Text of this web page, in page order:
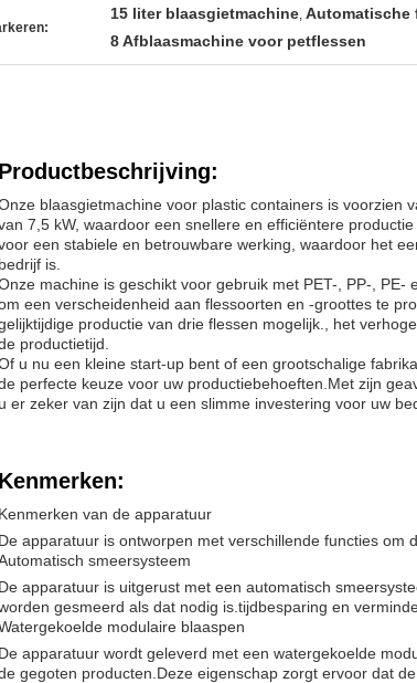
15 liter blaasgietmachine, Automatische
8 Afblaasmachine voor petflessen
Productbeschrijving:
blaasgietmachine voor plastic containers is voorzien
7,5 kW, waardoor een snellere en efficiëntere
een stabiele en betrouwbare werking, waardoor het
bedrijf is.
machine is geschikt voor gebruik met PET-, PP-,
een verscheidenheid aan flessoorten en -groottes te
productie van drie flessen mogelijk., het
productietijd.
u nu een kleine start-up bent of een grootschalige
perfecte keuze voor uw productiebehoeften.Met zijn
u er zeker van zijn dat u een slimme investering voor uw
Kenmerken:
Kenmerken van de apparatuur
De apparatuur is ontworpen met verschillende functies om
smeersysteem
De apparatuur is uitgerust met een automatisch
gesmeerd als dat nodig is.tijdbesparing en
modulaire blaaspen
De apparatuur wordt geleverd met een watergekoelde
gegoten producten.Deze eigenschap zorgt ervoor dat